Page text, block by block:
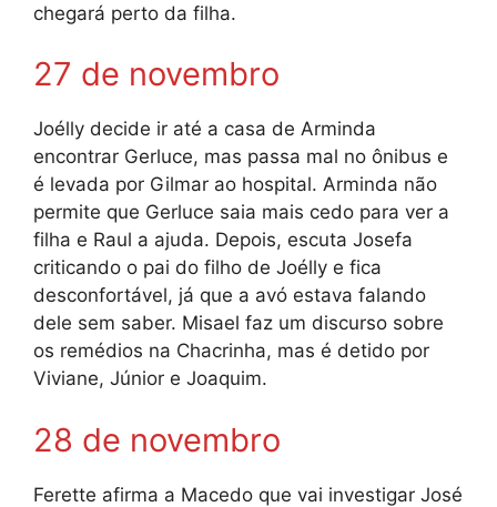
chegará perto da filha.
27 de novembro
Joélly decide ir até a casa de Arminda
encontrar Gerluce, mas passa mal no ônibus e
é levada por Gilmar ao hospital. Arminda não
permite que Gerluce saia mais cedo para ver a
filha e Raul a ajuda. Depois, escuta Josefa
criticando o pai do filho de Joélly e fica
desconfortável, já que a avó estava falando
dele sem saber. Misael faz um discurso sobre
os remédios na Chacrinha, mas é detido por
Viviane, Júnior e Joaquim.
28 de novembro
Ferette afirma a Macedo que vai investigar José